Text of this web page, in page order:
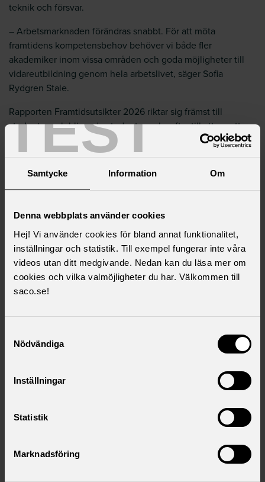
TEST
Samtycke Information Om
Denna webbplats använder cookies
Hej! Vi använder cookies för bland annat funktionalitet,
inställningar och statistik. Till exempel fungerar inte våra
videos utan ditt medgivande. Nedan kan du läsa mer om
cookies och vilka valmöjligheter du har. Välkommen till
saco.se!
Nödvändiga
Inställningar
Statistik
Marknadsföring
teknik och försvar.
– Arbetsmarknaden förändras snabbt. För att möta
framtidens kompetensbehov behöver vi både fler
akademiker inom vissa områden och goda möjligheter till
vidareutbildning genom hela arbetslivet, säger Sofia
Rydgren Stale.
Rapporten Framtidsutsikter 2026 riktar sig främst till
studenter och blivande studenter och syftar till att ge ett
bättre underlag inför valet av högre utbildning.
Läs mer i ämnet
Sacos Framtidsutsikter med prognoser för 2031
Läs hela rapporten